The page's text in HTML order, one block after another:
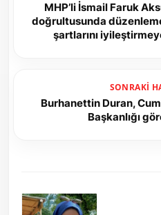
MHP’li İsmail Faruk
doğrultusunda
şartlarını
SONRAKI
Burhanettin Duran,
Başkanlığı